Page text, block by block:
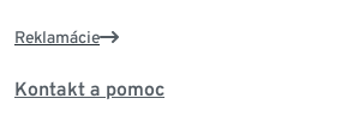
Reklamácie
Kontakt a pomoc